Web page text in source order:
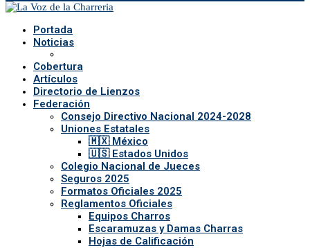
Portada
Noticias
Cobertura
Artículos
Directorio de Lienzos
Federación
Consejo Directivo Nacional 2024-2028
Uniones Estatales
🇲🇽 México
🇺🇸 Estados Unidos
Colegio Nacional de Jueces
Seguros 2025
Formatos Oficiales 2025
Reglamentos Oficiales
Equipos Charros
Escaramuzas y Damas Charras
Hojas de Calificación